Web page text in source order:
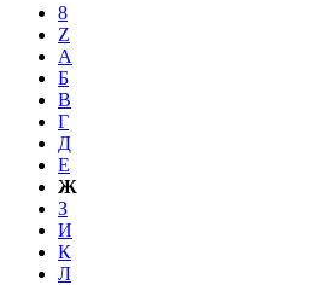
8
Z
А
Б
В
Г
Д
Е
Ж
З
И
К
Л